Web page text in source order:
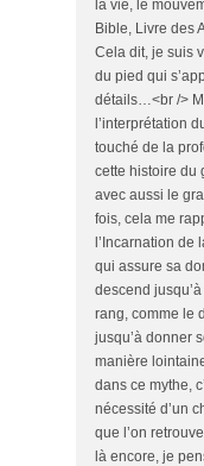
la vie, le
Bible, Livre des
Cela dit, je suis
du pied qui
détails…<br />
l’interprétation
touché de la
cette histoire du
avec aussi le
fois, cela me
l’Incarnation de
qui assure sa
descend
rang, comme le
jusqu’à donner
manière
dans ce mythe,
nécessité d’un
que l’on
là encore, je